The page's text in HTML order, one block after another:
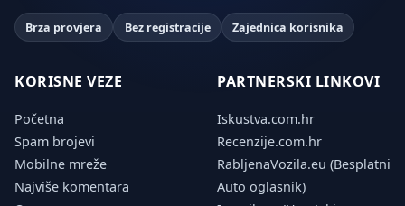
Brza provjera Bez registracije Zajednica korisnika
KORISNE VEZE
Početna
Spam brojevi
Mobilne mreže
Najviše komentara
PARTNERSKI LINKOVI
Iskustva.com.hr
Recenzije.com.hr
RabljenaVozila.eu (Besplatni
Auto oglasnik)